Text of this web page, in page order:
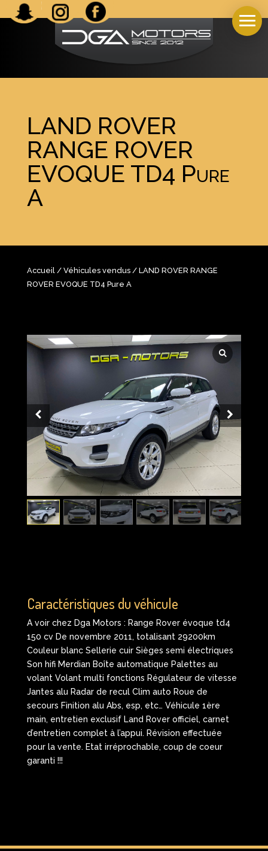
LAND ROVER
RANGE ROVER
EVOQUE TD4 Pure
A
Accueil/ Véhicules vendus/ LAND ROVER RANGE
ROVER EVOQUE TD4 Pure A
Caractéristiques du véhicule
A voir chez Dga Motors : Range Rover évoque td4
150 cv De novembre 2011, totalisant 29200km
Couleur blanc Sellerie cuir Sièges semi électriques
Son hifi Merdian Boîte automatique Palettes au
volant Volant multi fonctions Régulateur de vitesse
Jantes alu Radar de recul Clim auto Roue de
secours Finition alu Abs, esp, etc… Véhicule 1ère
main, entretien exclusif Land Rover officiel, carnet
d’entretien complet à l’appui. Révision effectuée
pour la vente. Etat irréprochable, coup de coeur
garanti !!!